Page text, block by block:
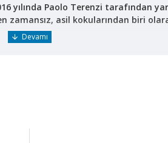
yılında Paolo Terenzi tarafından
asil kokularından biri